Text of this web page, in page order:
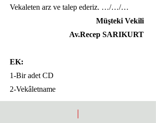
Vekaleten arz ve talep ederiz. …/…/…
Müşteki Vekili
Av.Recep SARIKURT
EK:
1-Bir adet CD
2-Vekâletname